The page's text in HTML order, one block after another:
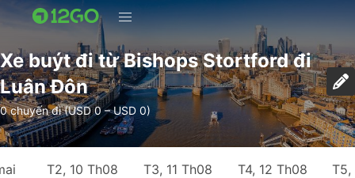
Xe buýt đi từ Bishops Stortford đi
Luân Đôn
0 chuyến đi (USD 0 – USD 0)
T2, 10 Th08 T3, 11 Th08 T4, 12 Th08 T5,